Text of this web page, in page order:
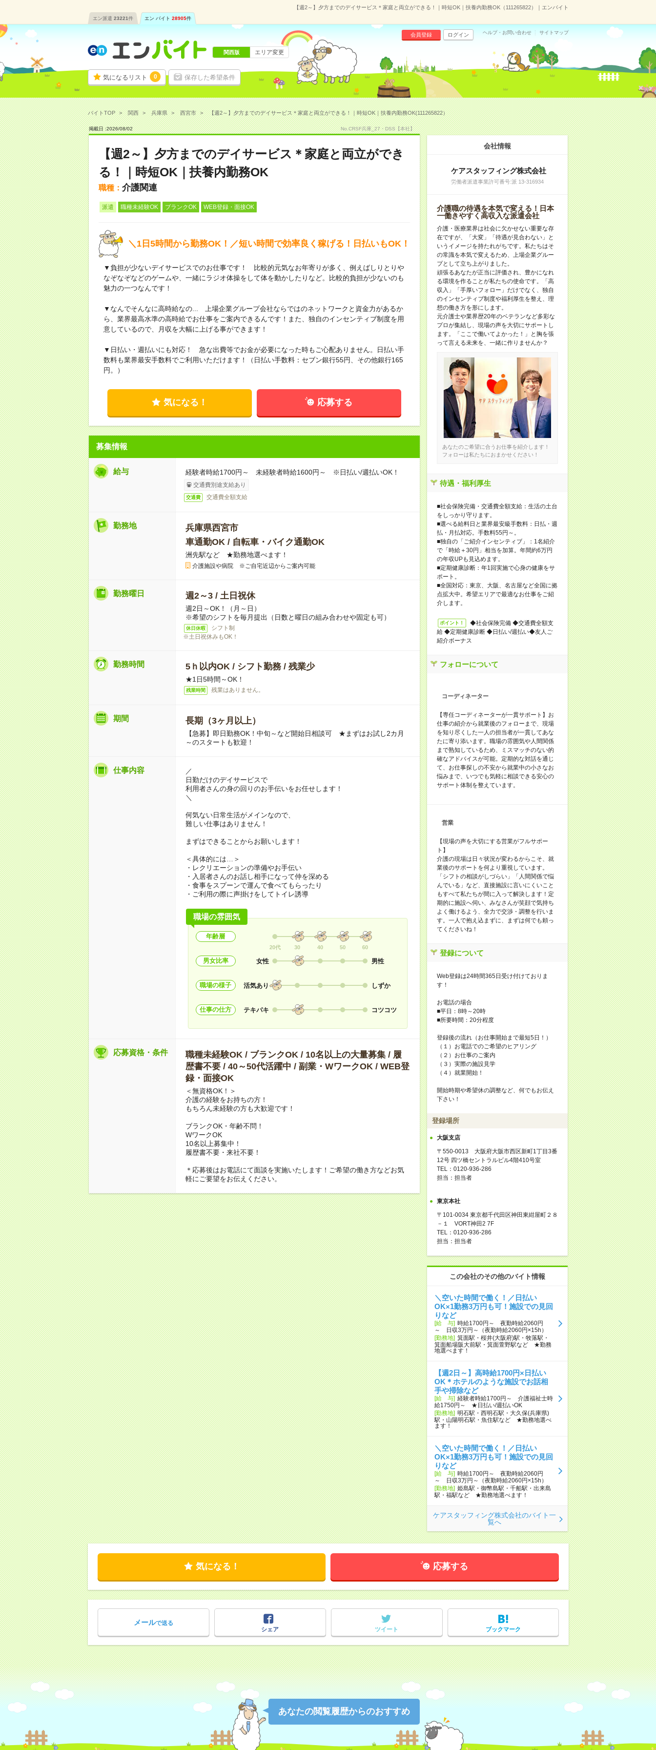
【週2～】夕方までのデイサービス＊家庭と両立ができる！｜時短OK｜扶養内勤務OK（111265822）｜エンバイト
エン派遣 23221件 エン バイト 28905件
気になるリスト 0 保存した希望条件
会員登録 ログイン ヘルプ・お問い合わせ サイトマップ
関西版 エリア変更
バイトTOP 関西 兵庫県 西宮市 【週2～】夕方までのデイサービス＊家庭と両立ができる！｜時短OK｜扶養内勤務OK(111265822）
掲載日 :2026/08/02 No.CRSF兵庫_27・DSS【本社】
【週2～】夕方までのデイサービス＊家庭と両立ができ
る！｜時短OK｜扶養内勤務OK
職種： 介護関連
派遣 職種未経験OK ブランクOK WEB登録・面接OK
＼1日5時間から勤務OK！／短い時間で効率良く稼げる！日払いもOK！
▼負担が少ないデイサービスでのお仕事です！ 比較的元気なお年寄りが多く、例えばしりとりや
なぞなぞなどのゲームや、一緒にラジオ体操をして体を動かしたりなど。比較的負担が少ないのも
魅力の一つなんです！
▼なんでそんなに高時給なの... 上場企業グループ会社ならではのネットワークと資金力があるか
ら、業界最高水準の高時給でお仕事をご案内できるんです！また、独自のインセンティブ制度を用
意しているので、月収を大幅に上げる事ができます！
▼日払い・週払いにも対応！ 急な出費等でお金が必要になった時もご心配ありません。日払い手
数料も業界最安手数料でご利用いただけます！（日払い手数料：セブン銀行55円、その他銀行165
円。）
気になる！ 応募する
募集情報
給与 経験者時給1700円～ 未経験者時給1600円～ ※日払い/週払いOK！
交通費別途支給あり
交通費 交通費全額支給
勤務地
兵庫県西宮市
車通勤OK / 自転車・バイク通勤OK
洲先駅など ★勤務地選べます！
介護施設や病院 ※ご自宅近辺からご案内可能
勤務曜日 週2～3 / 土日祝休
週2日～OK！（月～日）
※希望のシフトを毎月提出（日数と曜日の組み合わせや固定も可）
休日休暇
シフト制
※土日祝休みもOK！
勤務時間 5ｈ以内OK / シフト勤務 / 残業少
★1日5時間～OK！
残業時間 残業はありません。
期間 長期（3ヶ月以上）
【急募】即日勤務OK！中旬～など開始日相談可 ★まずはお試し2カ月
～のスタートも歓迎！
仕事内容
／
日勤だけのデイサービスで
利用者さんの身の回りのお手伝いをお任せします！
＼
何気ない日常生活がメインなので、
難しい仕事はありません！
まずはできることからお願いします！
＜具体的には…＞
・レクリエーションの準備やお手伝い
・入居者さんのお話し相手になって仲を深める
・食事をスプーンで運んで食べてもらったり
・ご利用の際に声掛けをしてトイレ誘導
職場の雰囲気
年齢層
20代 30 40 50 60
男女比率 女性 男性
職場の様子 活気あり しずか
仕事の仕方 テキパキ コツコツ
応募資格・条件
職種未経験OK / ブランクOK / 10名以上の大量募集 / 履
歴書不要 / 40～50代活躍中 / 副業・WワークOK / WEB登
録・面接OK
＜無資格OK！＞
介護の経験をお持ちの方！
もちろん未経験の方も大歓迎です！
ブランクOK・年齢不問！
WワークOK
10名以上募集中！
履歴書不要・来社不要！
＊応募後はお電話にて面談を実施いたします！ご希望の働き方などお気
軽にご要望をお伝えください。
会社情報
ケアスタッフィング株式会社
労働者派遣事業許可番号:派 13-316934
介護職の待遇を本気で変える！日本
一働きやすく高収入な派遣会社
介護・医療業界は社会に欠かせない重要な存
在ですが、「大変」「待遇が見合わない」と
いうイメージを持たれがちです。私たちはそ
の常識を本気で変えるため、上場企業グルー
プとして立ち上がりました。
頑張るあなたが正当に評価され、豊かになれ
る環境を作ることが私たちの使命です。「高
収入」「手厚いフォロー」だけでなく、独自
のインセンティブ制度や福利厚生を整え、理
想の働き方を形にします。
元介護士や業界歴20年のベテランなど多彩な
プロが集結し、現場の声を大切にサポートし
ます。「ここで働いてよかった！」と胸を張
って言える未来を、一緒に作りませんか？
あなたのご希望に合うお仕事を紹介します！
フォローは私たちにおまかせください！
待遇・福利厚生
■社会保険完備・交通費全額支給：生活の土台
をしっかり守ります。
■選べる給料日と業界最安級手数料：日払・週
払・月払対応。手数料55円～。
■独自の「ご紹介インセンティブ」：1名紹介
で「時給＋30円」相当を加算。年間約6万円
の年収UPも見込めます。
■定期健康診断：年1回実施で心身の健康をサ
ポート。
■全国対応：東京、大阪、名古屋など全国に拠
点拡大中。希望エリアで最適なお仕事をご紹
介します。
ポイント！
◆社会保険完備 ◆交通費全額支
給 ◆定期健康診断 ◆日払い/週払い◆友人ご
紹介ボーナス
フォローについて
コーディネーター
【専任コーディネーターが一貫サポート】お
仕事の紹介から就業後のフォローまで、現場
を知り尽くした一人の担当者が一貫してあな
たに寄り添います。職場の雰囲気や人間関係
まで熟知しているため、ミスマッチのない的
確なアドバイスが可能。定期的な対話を通じ
て、お仕事探しの不安から就業中の小さなお
悩みまで、いつでも気軽に相談できる安心の
サポート体制を整えています。
営業
【現場の声を大切にする営業がフルサポー
ト】
介護の現場は日々状況が変わるからこそ、就
業後のサポートを何より重視しています。
「シフトの相談がしづらい」「人間関係で悩
んでいる」など、直接施設に言いにくいこと
もすべて私たちが間に入って解決します！定
期的に施設へ伺い、みなさんが笑顔で気持ち
よく働けるよう、全力で交渉・調整を行いま
す。一人で抱え込まずに、まずは何でも頼っ
てくださいね！
登録について
Web登録は24時間365日受け付けておりま
す！
お電話の場合
■平日：8時～20時
■所要時間：20分程度
登録後の流れ（お仕事開始まで最短5日！）
（１）お電話でのご希望のヒアリング
（２）お仕事のご案内
（３）実際の施設見学
（４）就業開始！
開始時期や希望休の調整など、何でもお伝え
下さい！
登録場所
大阪支店
〒550-0013 大阪府大阪市西区新町1丁目3番
12号 四ツ橋セントラルビル4階410号室
TEL：0120-936-286
担当：担当者
東京本社
〒101-0034 東京都千代田区神田東紺屋町２８
－１ VORT神田2 7F
TEL：0120-936-286
担当：担当者
この会社のその他のバイト情報
＼空いた時間で働く！／日払い
OK×1勤務3万円も可！施設での見回
りなど
[給 与] 時給1700円～ 夜勤時給2060円
～ 日収3万円～（夜勤時給2060円×15h）
[勤務地] 箕面駅・桜井(大阪府)駅・牧落駅・
箕面船場阪大前駅・箕面萱野駅など ★勤務
地選べます！
【週2日～】高時給1700円×日払い
OK＊ホテルのような施設でお話相
手や掃除など
[給 与] 経験者時給1700円～ 介護福祉士時
給1750円～ ★日払い/週払いOK
[勤務地] 明石駅・西明石駅・大久保(兵庫県)
駅・山陽明石駅・魚住駅など ★勤務地選べ
ます！
＼空いた時間で働く！／日払い
OK×1勤務3万円も可！施設での見回
りなど
[給 与] 時給1700円～ 夜勤時給2060円
～ 日収3万円～（夜勤時給2060円×15h）
[勤務地] 姫島駅・御幣島駅・千船駅・出来島
駅・福駅など ★勤務地選べます！
ケアスタッフィング株式会社のバイト一
覧へ
気になる！ 応募する
メールで送る
シェア
ツイート ブックマーク
あなたの閲覧履歴からのおすすめ